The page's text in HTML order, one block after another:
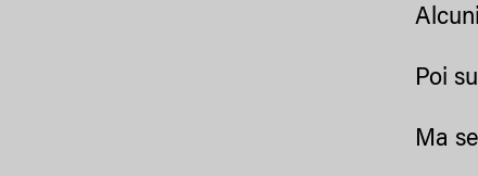
Poi
Ma